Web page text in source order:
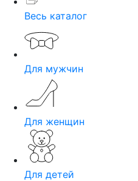
Весь каталог
Для мужчин
Для женщин
Для детей